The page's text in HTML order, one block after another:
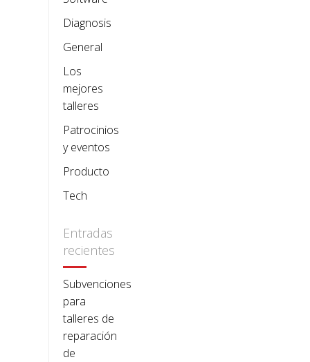
Diagnosis
General
Los
mejores
talleres
Patrocinios
y eventos
Producto
Tech
Entradas
recientes
Subvenciones
para
talleres de
reparación
de